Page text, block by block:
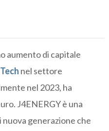
aumento di capitale
nel settore
nel 2023, ha
J4ENERGY è una
nuova generazione che